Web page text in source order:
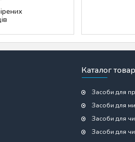
Каталог
Засоби для
Засоби для
Засоби для
Засоби для